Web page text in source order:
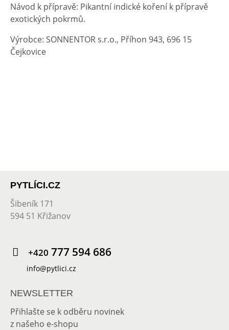
Návod k přípravě: Pikantní indické koření k přípravě
exotických pokrmů.
Výrobce: SONNENTOR s.r.o., Příhon 943, 696 15
Čejkovice
PYTLÍCI.CZ
Šibeník 171
594 51 Křižanov
+420 777 594 686
info@pytlici.cz
NEWSLETTER
Přihlašte se k odběru novinek
z našeho e-shopu